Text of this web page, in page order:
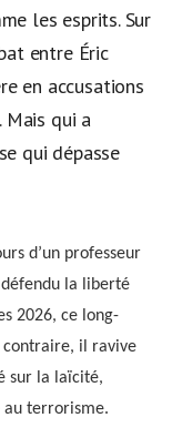
les esprits. Sur
entre Éric
en accusations
Mais qui a
qui dépasse
d’un professeur
défendu la liberté
2026, ce long-
contraire, il ravive
sur la laïcité,
au terrorisme.